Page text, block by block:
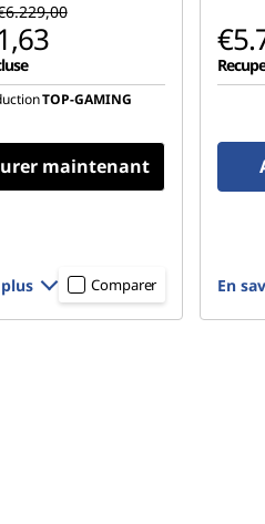
TOP-GAMING
maintenant
Comparer En